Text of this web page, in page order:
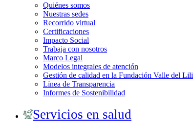
Quiénes somos
Nuestras sedes
Recorrido virtual
Certificaciones
Impacto Social
Trabaja con nosotros
Marco Legal
Modelos integrales de atención
Gestión de calidad en la Fundación Valle del Lili
Línea de Transparencia
Informes de Sostenibilidad
Servicios en salud